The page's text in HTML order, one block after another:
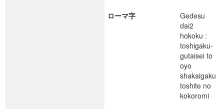
ローマ字
Gedesu
dai2
hokoku :
toshigaku-
gutaisei to
oyo
shakaigaku
toshite no
kokoromi